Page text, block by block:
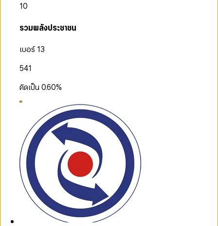
10
รวมพลังประชาชน
เบอร์ 13
541
คิดเป็น0.60%